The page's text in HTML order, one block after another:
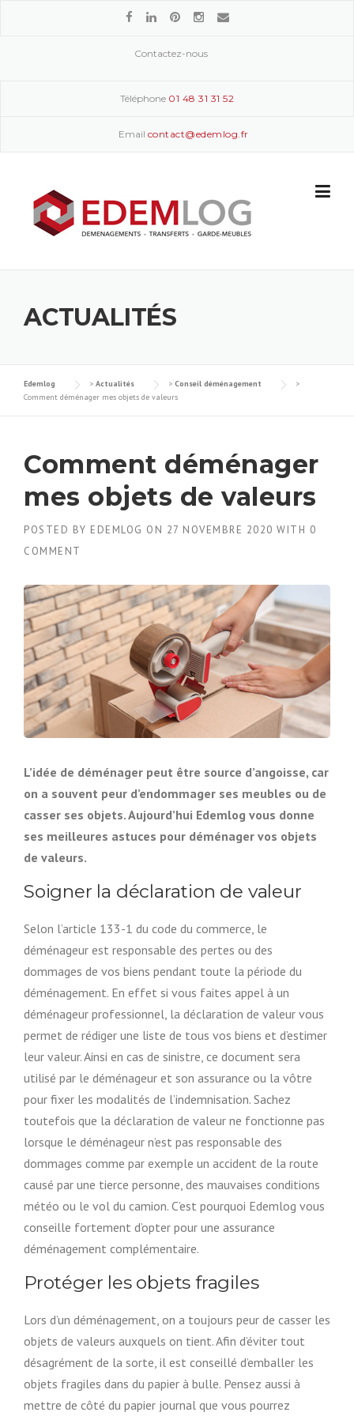
Contactez-nous
Téléphone 01 48 31 31 52
Email contact@edemlog.fr
ACTUALITÉS
Edemlog > Actualités > Conseil déménagement
>
Comment déménager mes objets de valeurs
Comment déménager
mes objets de valeurs
POSTED BY EDEMLOG ON 27 NOVEMBRE 2020 WITH 0
COMMENT
L’idée de déménager peut être source d’angoisse, car
on a souvent peur d’endommager ses meubles ou de
casser ses objets. Aujourd’hui Edemlog vous donne
ses meilleures astuces pour déménager vos objets
de valeurs.
Soigner la déclaration de valeur
Selon l’article 133-1 du code du commerce, le
déménageur est responsable des pertes ou des
dommages de vos biens pendant toute la période du
déménagement. En effet si vous faites appel à un
déménageur professionnel, la déclaration de valeur vous
permet de rédiger une liste de tous vos biens et d’estimer
leur valeur. Ainsi en cas de sinistre, ce document sera
utilisé par le déménageur et son assurance ou la vôtre
pour fixer les modalités de l’indemnisation. Sachez
toutefois que la déclaration de valeur ne fonctionne pas
lorsque le déménageur n’est pas responsable des
dommages comme par exemple un accident de la route
causé par une tierce personne, des mauvaises conditions
météo ou le vol du camion. C’est pourquoi Edemlog vous
conseille fortement d’opter pour une assurance
déménagement complémentaire.
Protéger les objets fragiles
Lors d’un déménagement, on a toujours peur de casser les
objets de valeurs auxquels on tient. Afin d’éviter tout
désagrément de la sorte, il est conseillé d’emballer les
objets fragiles dans du papier à bulle. Pensez aussi à
mettre de côté du papier journal que vous pourrez